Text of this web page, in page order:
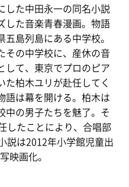
した中田永一の同名小説
した音楽青春漫画。物語
五島列島にある中学校。
その中学校に、産休の音
して、東京でプロのピア
た柏木ユリが赴任してく
語は幕を開ける。柏木は
中の男子たちを魅了。そ
したことにより、合唱部
説は2012年小学館児童出
映画化。